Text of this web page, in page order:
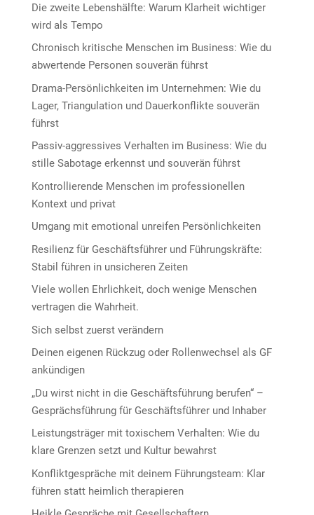
Die zweite Lebenshälfte: Warum Klarheit wichtiger
wird als Tempo
Chronisch kritische Menschen im Business: Wie du
abwertende Personen souverän führst
Drama-Persönlichkeiten im Unternehmen: Wie du
Lager, Triangulation und Dauerkonflikte souverän
führst
Passiv-aggressives Verhalten im Business: Wie du
stille Sabotage erkennst und souverän führst
Kontrollierende Menschen im professionellen
Kontext und privat
Umgang mit emotional unreifen Persönlichkeiten
Resilienz für Geschäftsführer und Führungskräfte:
Stabil führen in unsicheren Zeiten
Viele wollen Ehrlichkeit, doch wenige Menschen
vertragen die Wahrheit.
Sich selbst zuerst verändern
Deinen eigenen Rückzug oder Rollenwechsel als GF
ankündigen
„Du wirst nicht in die Geschäftsführung berufen“ –
Gesprächsführung für Geschäftsführer und Inhaber
Leistungsträger mit toxischem Verhalten: Wie du
klare Grenzen setzt und Kultur bewahrst
Konfliktgespräche mit deinem Führungsteam: Klar
führen statt heimlich therapieren